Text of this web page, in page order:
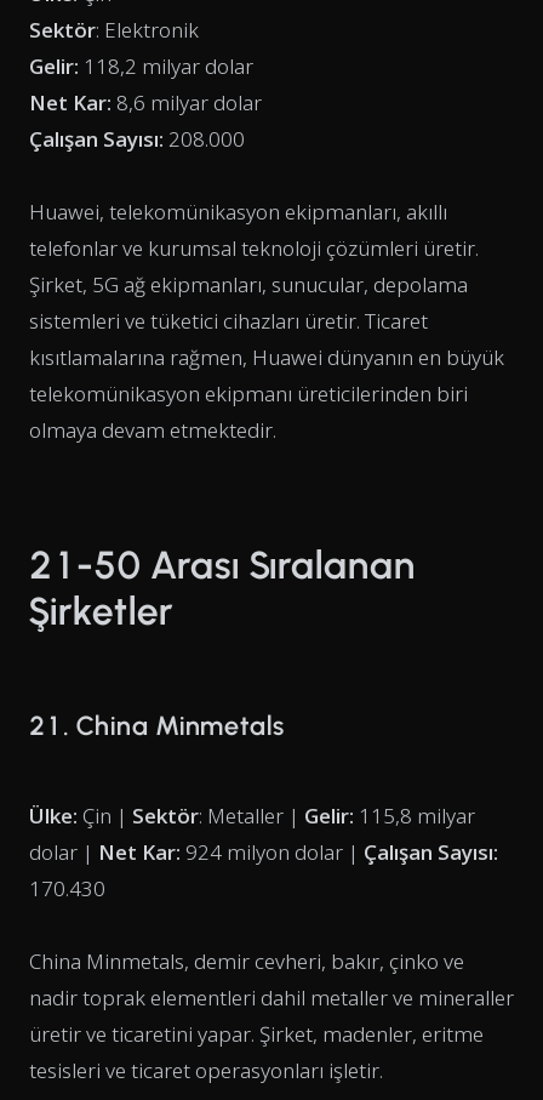
Sektör: Elektronik
Gelir: 118,2 milyar dolar
Net Kar: 8,6 milyar dolar
Çalışan Sayısı: 208.000
Huawei, telekomünikasyon ekipmanları, akıllı
telefonlar ve kurumsal teknoloji çözümleri üretir.
Şirket, 5G ağ ekipmanları, sunucular, depolama
sistemleri ve tüketici cihazları üretir. Ticaret
kısıtlamalarına rağmen, Huawei dünyanın en büyük
telekomünikasyon ekipmanı üreticilerinden biri
olmaya devam etmektedir.
21-50 Arası Sıralanan
Şirketler
21. China Minmetals
Ülke: Çin | Sektör: Metaller | Gelir: 115,8 milyar
dolar | Net Kar: 924 milyon dolar | Çalışan Sayısı:
170.430
China Minmetals, demir cevheri, bakır, çinko ve
nadir toprak elementleri dahil metaller ve mineraller
üretir ve ticaretini yapar. Şirket, madenler, eritme
tesisleri ve ticaret operasyonları işletir.